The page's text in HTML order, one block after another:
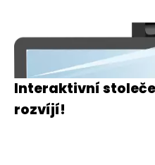
Interaktivní
rozvíjí!